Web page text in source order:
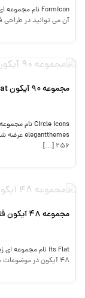
آن می توانید در
مجموعه 90 آیکون Flat با نام Circle icons
256 […]
مجموعه 48 آیکون فلت با نام its Flat
48 آیکون در موضوعات مختلف می باشد. از این مجموعه میتوانید در طراحی […]